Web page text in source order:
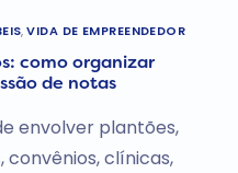
,VIDA DE EMPREENDEDOR
como organizar
de notas
envolver plantões,
clínicas,